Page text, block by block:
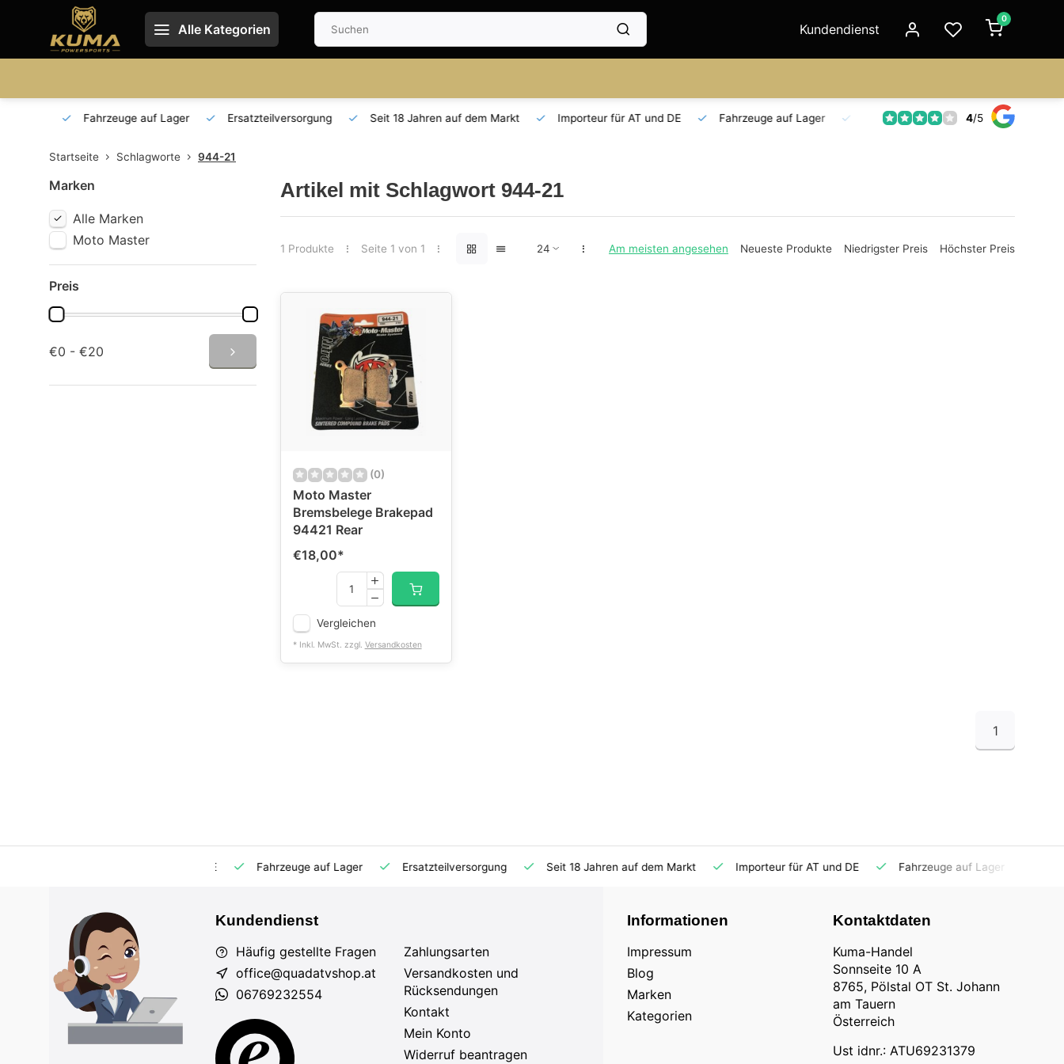
Alle Kategorien Kundendienst
0
Fahrzeuge auf Lager Ersatzteilversorgung Seit 18 Jahren auf dem Markt Importeur für AT und DE Fahrzeuge auf Lager Ersatzteilversorgung Seit 18
4/5
Startseite Schlagworte 944-21
Marken
Alle Marken
Moto Master
Preis
€0 - €20
Artikel mit Schlagwort 944-21
1 Produkte Seite 1 von 1 Am meisten angesehen Neueste Produkte Niedrigster Preis Höchster Preis
(0)
Moto Master
Bremsbelege Brakepad
94421 Rear
€18,00*
Vergleichen
* Inkl. MwSt. zzgl. Versandkosten
1
Fahrzeuge auf Lager Ersatzteilversorgung Seit 18 Jahren auf dem Markt Importeur für AT und DE Fahrzeuge auf Lager
Kundendienst
Häufig gestellte Fragen
office@quadatvshop.at
06769232554
Zahlungsarten
Versandkosten und
Rücksendungen
Kontakt
Mein Konto
Widerruf beantragen
Informationen
Impressum
Blog
Marken
Kategorien
Kontaktdaten
Kuma-Handel
Sonnseite 10 A
8765, Pölstal OT St. Johann
am Tauern
Österreich
Ust idnr.: ATU69231379